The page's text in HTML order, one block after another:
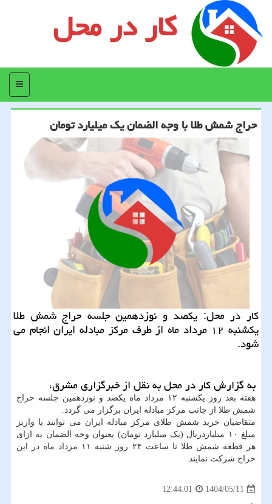
کار در محل
منو
حراج شمش طلا با وجه الضمان یک میلیارد تومان
کار در محل: یکصد و نوزدهمین جلسه حراج شمش طلا
یکشنبه ۱۲ مرداد ماه از طرف مرکز مبادله ایران انجام می
شود.
به گزارش کار در محل به نقل از خبرگزاری مشرق،
هفته بعد روز یکشنبه ۱۲ مرداد ماه یکصد و نوزدهمین جلسه حراج
شمش طلا از جانب مرکز مبادله ایران برگزار می گردد.
متقاضیان خرید شمش طلای مرکز مبادله ایران می توانند با واریز
مبلغ ۱۰ میلیاردریال (یک میلیارد تومان) بعنوان وجه الضمان به ازای
هر قطعه شمش طلا تا ساعت ۲۴ روز شنبه ۱۱ مرداد ماه در این
حراج شرکت نمایند.
1404/05/11
12:44:01